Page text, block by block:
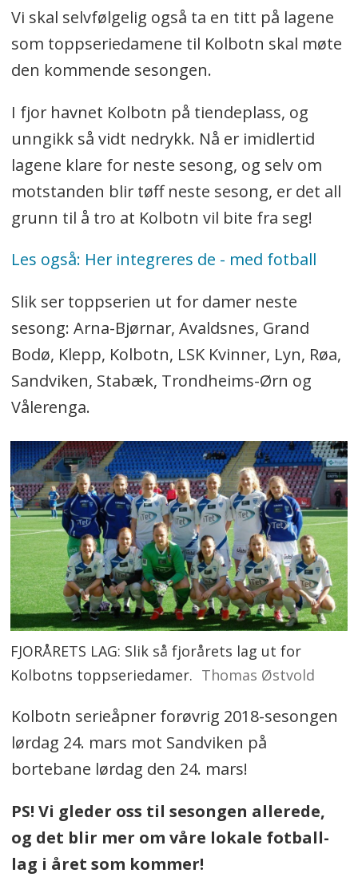
Vi skal selvfølgelig også ta en titt på lagene
som toppseriedamene til Kolbotn skal møte
den kommende sesongen.
I fjor havnet Kolbotn på tiendeplass, og
unngikk så vidt nedrykk. Nå er imidlertid
lagene klare for neste sesong, og selv om
motstanden blir tøff neste sesong, er det all
grunn til å tro at Kolbotn vil bite fra seg!
Les også: Her integreres de - med fotball
Slik ser toppserien ut for damer neste
sesong: Arna-Bjørnar, Avaldsnes, Grand
Bodø, Klepp, Kolbotn, LSK Kvinner, Lyn, Røa,
Sandviken, Stabæk, Trondheims-Ørn og
Vålerenga.
FJORÅRETS LAG: Slik så fjorårets lag ut for
Kolbotns toppseriedamer. Thomas Østvold
Kolbotn serieåpner forøvrig 2018-sesongen
lørdag 24. mars mot Sandviken på
bortebane lørdag den 24. mars!
PS! Vi gleder oss til sesongen allerede,
og det blir mer om våre lokale fotball-
lag i året som kommer!